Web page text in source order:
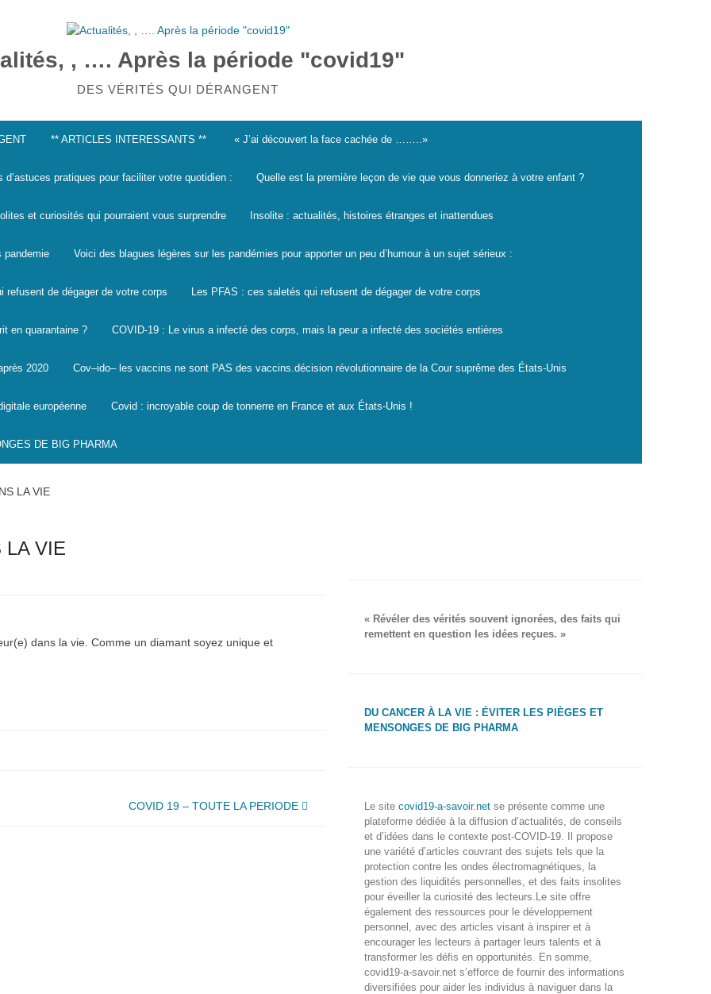
, …. Après la période "covid19"
DES VÉRITÉS QUI DÉRANGENT
** ARTICLES INTERESSANTS ** « J’ai découvert la face cachée de ……..»
d’astuces pratiques pour faciliter votre quotidien : Quelle est la première leçon de vie que vous donneriez à votre enfant ?
et curiosités qui pourraient vous surprendre Insolite : actualités, histoires étranges et inattendues
pandemie Voici des blagues légères sur les pandémies pour apporter un peu d’humour à un sujet sérieux :
refusent de dégager de votre corps Les PFAS : ces saletés qui refusent de dégager de votre corps
en quarantaine ? COVID-19 : Le virus a infecté des corps, mais la peur a infecté des sociétés entières
2020 Cov–ido– les vaccins ne sont PAS des vaccins.décision révolutionnaire de la Cour suprême des États-Unis
européenne Covid : incroyable coup de tonnerre en France et aux États-Unis !
DE BIG PHARMA
LA VIE
LA VIE
dans la vie. Comme un diamant soyez unique et
COVID 19 – TOUTE LA PERIODE
« Révéler des vérités souvent ignorées, des faits qui
remettent en question les idées reçues. »
DU CANCER À LA VIE : ÉVITER LES PIÈGES ET
MENSONGES DE BIG PHARMA
Le site covid19-a-savoir.netse présente comme une
plateforme dédiée à la diffusion d’actualités, de conseils
et d’idées dans le contexte post-COVID-19. Il propose
une variété d’articles couvrant des sujets tels que la
protection contre les ondes électromagnétiques, la
gestion des liquidités personnelles, et des faits insolites
pour éveiller la curiosité des lecteurs.Le site offre
également des ressources pour le développement
personnel, avec des articles visant à inspirer et à
encourager les lecteurs à partager leurs talents et à
transformer les défis en opportunités. En somme,
covid19-a-savoir.net s’efforce de fournir des informations
diversifiées pour aider les individus à naviguer dans la